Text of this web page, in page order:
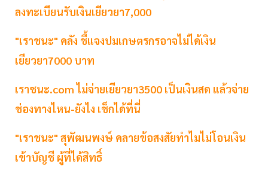
ลงทะเบียนรับเงินเยียวยา7,000
"เราชนะ" คลัง ชี้แจงปมเกษตรกรอาจไม่ได้เงิน
เยียวยา7000 บาท
เราชนะ.com ไม่จ่ายเยียวยา3500 เป็นเงินสด แล้วจ่าย
ช่องทางไหน-ยังไง เช็กได้ที่นี่
"เราชนะ" สุพัฒนพงษ์ คลายข้อสงสัยทำไมไม่โอนเงิน
เข้าบัญชี ผู้ที่ได้สิทธิ์